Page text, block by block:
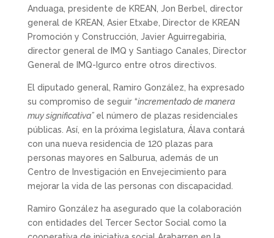
Anduaga, presidente de KREAN, Jon Berbel, director
general de KREAN, Asier Etxabe, Director de KREAN
Promoción y Construcción, Javier Aguirregabiria,
director general de IMQ y Santiago Canales, Director
General de IMQ-Igurco entre otros directivos.
El diputado general, Ramiro González, ha expresado
su compromiso de seguir “incrementado de manera
muy significativa” el número de plazas residenciales
públicas. Así, en la próxima legislatura, Álava contará
con una nueva residencia de 120 plazas para
personas mayores en Salburua, además de un
Centro de Investigación en Envejecimiento para
mejorar la vida de las personas con discapacidad.
Ramiro González ha asegurado que la colaboración
con entidades del Tercer Sector Social como la